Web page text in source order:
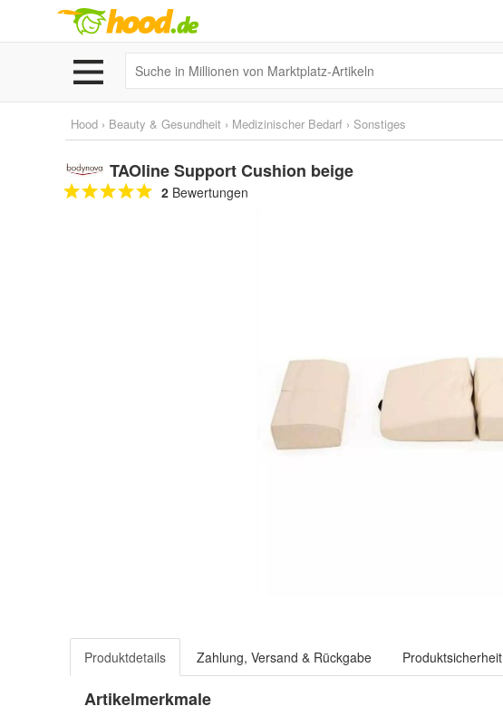
Hood › Beauty & Gesundheit › Medizinischer Bedarf › Sonstiges
TAOline Support Cushion beige
2 Bewertungen
Produktdetails Zahlung, Versand & Rückgabe Produktsicherheit
Artikelmerkmale